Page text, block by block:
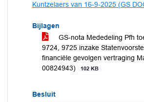
Kuntzelaers van 16-9-2025 (GS
Bijlagen
GS-nota Mededeling Pfh
9724, 9725 inzake
financiële gevolgen vertraging
00824943)
102 KB
Besluit